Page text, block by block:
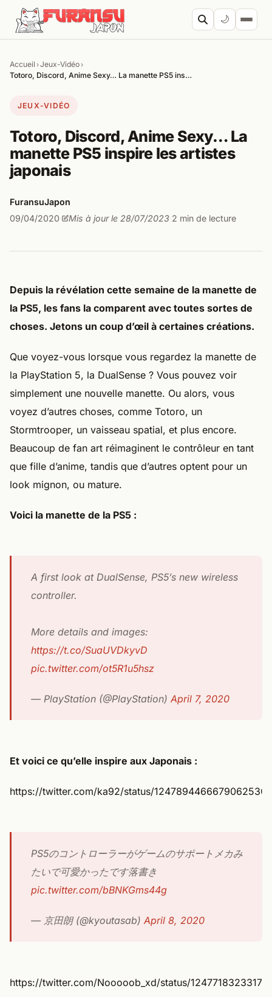
Aller au contenu
🌙
Accueil ›Jeux-Vidéo›
Totoro, Discord, Anime Sexy… La manette PS5 ins…
JEUX-VIDÉO
Totoro, Discord, Anime Sexy… La
manette PS5 inspire les artistes
japonais
FuransuJapon
09/04/2020· Mis à jour le 28/07/2023· 2 min de lecture
Depuis la révélation cette semaine de la manette de
la PS5, les fans la comparent avec toutes sortes de
choses. Jetons un coup d’œil à certaines créations.
Que voyez-vous lorsque vous regardez la manette de
la PlayStation 5, la DualSense ? Vous pouvez voir
simplement une nouvelle manette. Ou alors, vous
voyez d’autres choses, comme Totoro, un
Stormtrooper, un vaisseau spatial, et plus encore.
Beaucoup de fan art réimaginent le contrôleur en tant
que fille d’anime, tandis que d’autres optent pour un
look mignon, ou mature.
Voici la manette de la PS5 :
A first look at DualSense, PS5’s new wireless
controller.
More details and images:
https://t.co/SuaUVDkyvD
pic.twitter.com/ot5R1u5hsz
— PlayStation (@PlayStation) April 7, 2020
Et voici ce qu’elle inspire aux Japonais :
https://twitter.com/ka92/status/1247894466679062530
PS5のコントローラーがゲームのサポートメカみ
たいで可愛かったです落書き
pic.twitter.com/bBNKGms44g
— 京田朗 (@kyoutasab) April 8, 2020
https://twitter.com/Nooooob_xd/status/